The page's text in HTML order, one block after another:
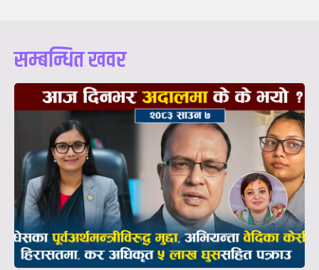
सम्बन्धित खवर